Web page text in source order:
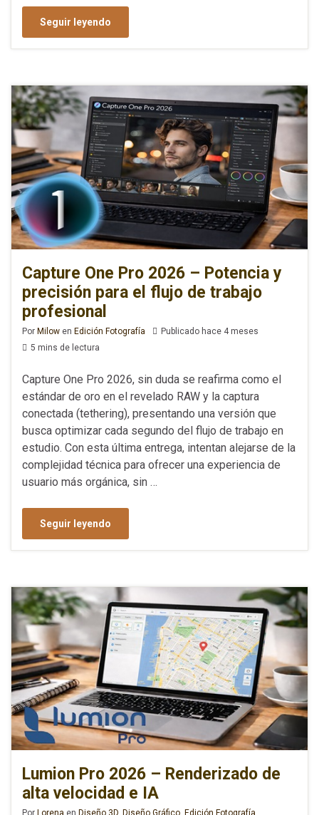
Seguir leyendo
Capture One Pro 2026 – Potencia y
precisión para el flujo de trabajo
profesional
Por Milow en Edición Fotografía
Publicado hace 4 meses
5 mins de lectura
Capture One Pro 2026, sin duda se reafirma como el
estándar de oro en el revelado RAW y la captura
conectada (tethering), presentando una versión que
busca optimizar cada segundo del flujo de trabajo en
estudio. Con esta última entrega, intentan alejarse de la
complejidad técnica para ofrecer una experiencia de
usuario más orgánica, sin …
Seguir leyendo
Lumion Pro 2026 – Renderizado de
alta velocidad e IA
Por Lorena en Diseño 3D Diseño Gráfico Edición Fotografía